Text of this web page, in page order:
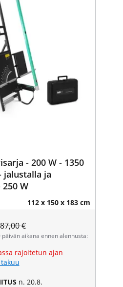
- 200 W - 1350
jalustalla ja
W
112 x 150 x 183 cm
€
aikana ennen alennusta:
rajoitetun ajan
n. 20.8.